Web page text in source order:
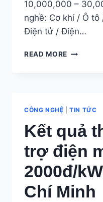
10,000,000 –
nghề: Cơ khí / Ô
Điện tử / Điện…
READ MORE TUYỂN
ĐIỆN
GIÓ
CÔNG NGHỆ |TIN TỨC
Kết quả
trợ điện
2000đ/
Chí Minh